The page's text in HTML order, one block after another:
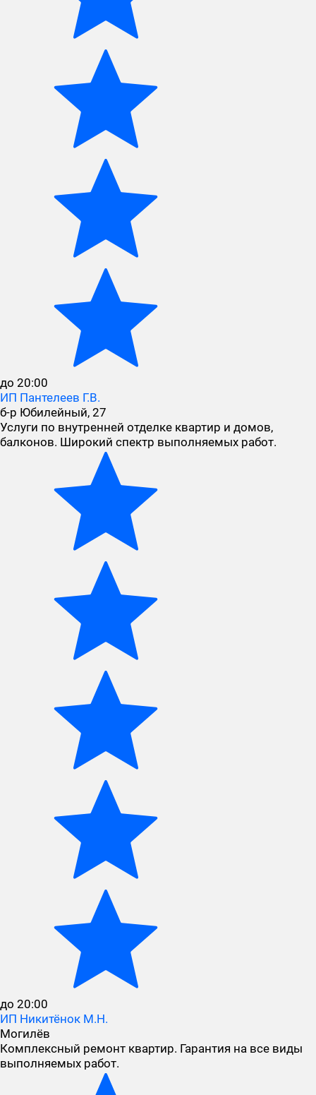
до 20:00
ИП Пантелеев Г.В.
б-р Юбилейный, 27
Услуги по внутренней отделке квартир и домов,
балконов. Широкий спектр выполняемых работ.
до 20:00
ИП Никитёнок М.Н.
Могилёв
Комплексный ремонт квартир. Гарантия на все виды
выполняемых работ.